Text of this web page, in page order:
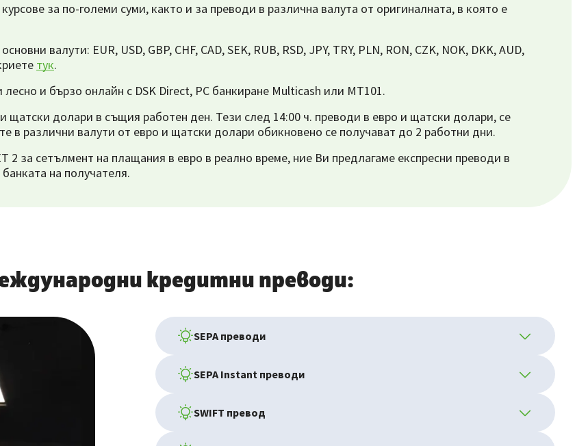
за по-големи суми, както и за преводи в различна валута от оригиналната, в която е
валути: EUR, USD, GBP, CHF, CAD, SEK, RUB, RSD, JPY, TRY, PLN, RON, CZK, NOK, DKK, AUD,
тук.
и бързо онлайн с DSK Direct, PC банкиране Multicash или МТ101.
щатски долари в същия работен ден. Тези след 14:00 ч. преводи в евро и щатски долари, се
в различни валути от евро и щатски долари обикновено се получават до 2 работни дни.
2 за сетълмент на плащания в евро в реално време, ние Ви предлагаме експресни преводи в
на получателя.
кредитни преводи:
SEPA преводи
SEPA Instant преводи
SWIFT превод